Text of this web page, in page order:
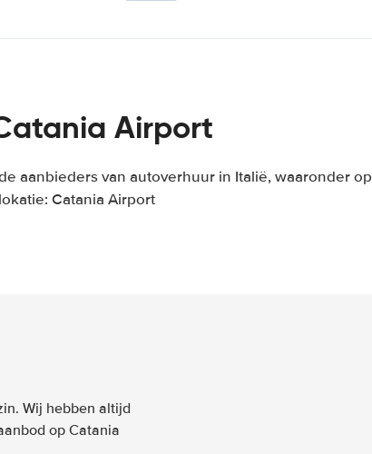
Airport
aanbieders van autoverhuur in Italië, waaronder op
Catania Airport
Wij hebben altijd
op Catania